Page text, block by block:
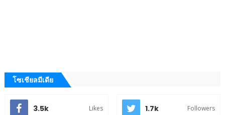
โซเชียลมีเดีย
3.5k Likes 1.7k Followers